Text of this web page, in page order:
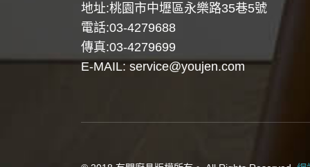
地址:桃園市中壢區永樂路35巷5號
電話:03-4279688
傳真:03-4279699
E-MAIL: service@youjen.com